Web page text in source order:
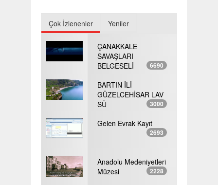
Çok İzlenenler Yeniler
ÇANAKKALE
SAVAŞLARI
BELGESELİ
6690
BARTIN İLİ
GÜZELCEHİSAR LAV
SÜ
3000
Gelen Evrak Kayıt
2693
Anadolu Medeniyetleri
Müzesi
2228